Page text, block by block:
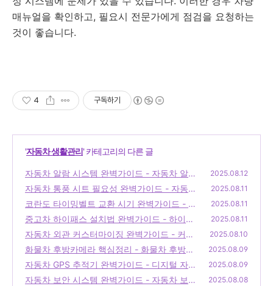
매뉴얼을 확인하고, 필요시 전문가에게 점검을 요청하는
것이 좋습니다.
4 구독하기
'자동차 생활관리' 카테고리의 다른 글
자동차 알람 시스템 완벽가이드 - 자동차 알람
시스템, 차량 방범 시스템, 자동차 보안 솔루
션, 차량 도난 방지, 자동차 안전 장치
(0)
2025.08.12
자동차 통풍 시트 필요성 완벽가이드 - 자동차
통풍시트 시공, 차량용 통풍시트, 자동차 통풍
방석
(0)
2025.08.11
코란도 타이밍벨트 교환 시기 완벽가이드 - 티
볼리 타이밍 벨트, 코란도 스포츠 부품, qm6
타이밍 벨트
(0)
2025.08.11
중고차 하이패스 설치법 완벽가이드 - 하이패
스 단말기, 하이패스 카드, 하이패스 단말기 등
록
(0)
2025.08.11
자동차 외관 커스터마이징 완벽가이드 - 커스
터마이즈, 커스터마이징의 뜻, customizing
(0)
2025.08.10
화물차 후방카메라 핵심정리 - 화물차 후방카
메라, 후방카메라 설치, 후방카메라 모니터
2025.08.09
자동차 GPS 추적기 완벽가이드 - 디지털 자동
차 속도계, 소형 gps, 자동차 gps 위치추적
2025.08.09
자동차 보안 시스템 완벽가이드 - 자동차 보안
2025.08.08